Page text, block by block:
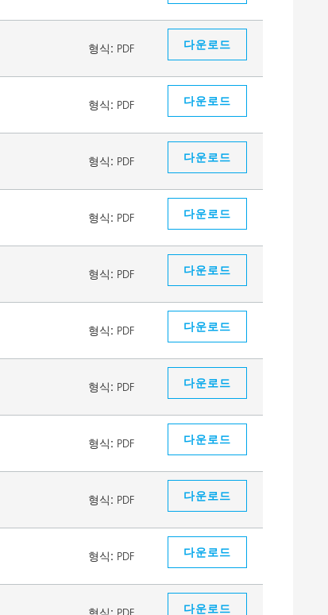
형식: PDF 다운로드
형식: PDF 다운로드
형식: PDF 다운로드
형식: PDF 다운로드
형식: PDF 다운로드
형식: PDF 다운로드
형식: PDF 다운로드
형식: PDF 다운로드
형식: PDF 다운로드
형식: PDF 다운로드
다운로드